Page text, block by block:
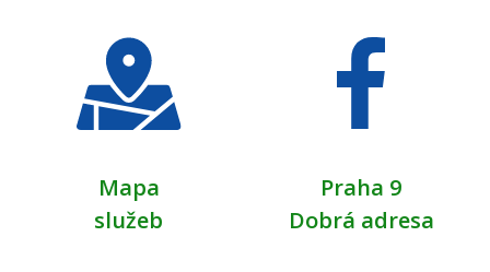
Mapa
služeb
Praha 9
Dobrá adresa